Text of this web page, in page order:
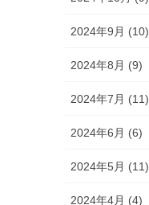
2024年9月 (10)
2024年8月 (9)
2024年7月 (11)
2024年6月 (6)
2024年5月 (11)
2024年4月 (4)